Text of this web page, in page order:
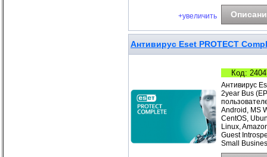
+увеличить
Антивирус Eset PROTECT
Код:
Антивирус
2year Bus
Android, MS
CentOS,
Linux,
Guest
Small